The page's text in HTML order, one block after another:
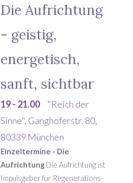
Die Aufrichtung
- geistig,
energetisch,
sanft, sichtbar
19 - 21.00
"Reich der
Sinne", Ganghoferstr. 80,
80339 München
Einzeltermine - Die
AufrichtungDie Aufrichtung ist
Impulsgeber fur Regenerations-